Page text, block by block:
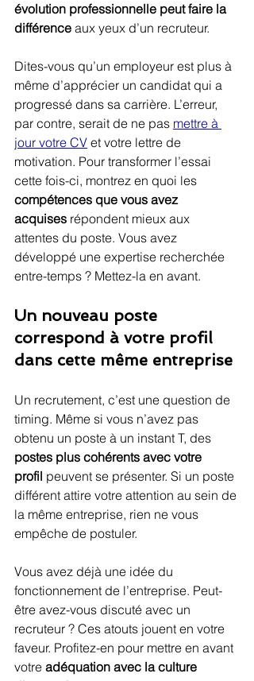
évolution professionnelle peut faire la
différence aux yeux d’un recruteur.
Dites-vous qu’un employeur est plus à
même d’apprécier un candidat qui a
progressé dans sa carrière. L’erreur,
par contre, serait de ne pas mettre à
jour votre CV et votre lettre de
motivation. Pour transformer l’essai
cette fois-ci, montrez en quoi les
compétences que vous avez
acquises répondent mieux aux
attentes du poste. Vous avez
développé une expertise recherchée
entre-temps ? Mettez-la en avant.
Un nouveau poste
correspond à votre profil
dans cette même entreprise
Un recrutement, c’est une question de
timing. Même si vous n’avez pas
obtenu un poste à un instant T, des
postes plus cohérents avec votre
profil peuvent se présenter. Si un poste
différent attire votre attention au sein de
la même entreprise, rien ne vous
empêche de postuler.
Vous avez déjà une idée du
fonctionnement de l’entreprise. Peut-
être avez-vous discuté avec un
recruteur ? Ces atouts jouent en votre
faveur. Profitez-en pour mettre en avant
votre adéquation avec la culture